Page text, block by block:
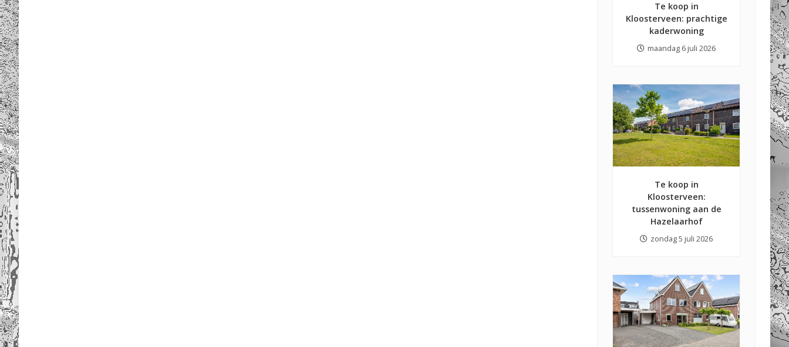
Te koop in
Kloosterveen: prachtige
kaderwoning
maandag 6 juli 2026
Te koop in
Kloosterveen:
tussenwoning aan de
Hazelaarhof
zondag 5 juli 2026